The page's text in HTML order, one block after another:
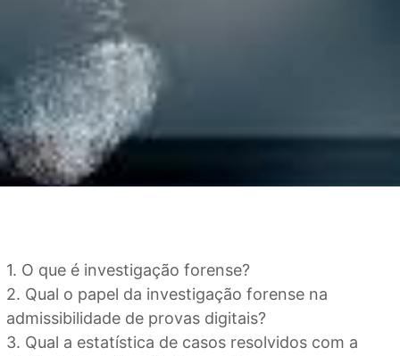
1. O que é investigação forense?
2. Qual o papel da investigação forense na
admissibilidade de provas digitais?
3. Qual a estatística de casos resolvidos com a